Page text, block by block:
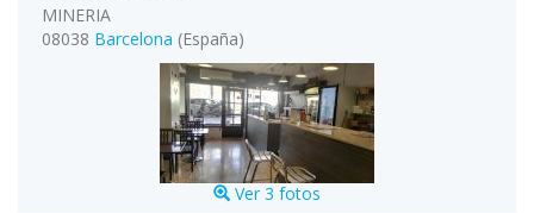
MINERIA
08038 Barcelona (España)
Ver 3 fotos